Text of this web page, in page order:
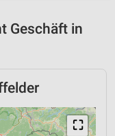
Geschäft in
⛶